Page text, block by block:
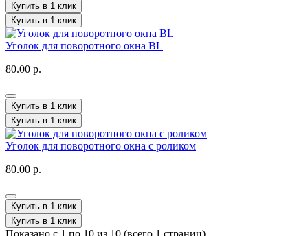
Купить в 1 клик
Купить в 1 клик
Уголок для поворотного окна BL
80.00 р.
Купить в 1 клик
Купить в 1 клик
Уголок для поворотного окна с роликом
80.00 р.
Купить в 1 клик
Купить в 1 клик